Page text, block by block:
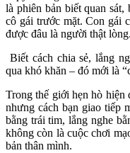
là phiên bản biết quan
cô gái trước mặt. Con gái
được đâu là người thật lòng.
Biết cách chia sẻ, lắng
qua khó khăn – đó mới là
Trong thế giới hẹn hò hiện
nhưng cách bạn giao tiếp
bằng trái tim, lắng nghe
không còn là cuộc chơi
bản thân mình.